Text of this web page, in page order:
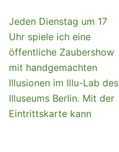
Jeden Dienstag um 17
Uhr spiele ich eine
öffentliche Zaubershow
mit handgemachten
Illusionen im Illu-Lab des
Illuseums Berlin. Mit der
Eintrittskarte kann